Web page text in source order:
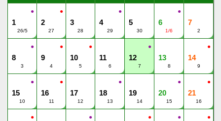
●
1
26/5
●
2
27
3
28
●
4
29
5
30
●
6
1/6
7
2
●
8
3
●
9
4
●
10
5
11
6
●
12
7
13
8
●
14
9
●
15
10
●
16
11
17
12
●
18
13
19
14
●
20
15
●
21
16
● ● ● ● ●